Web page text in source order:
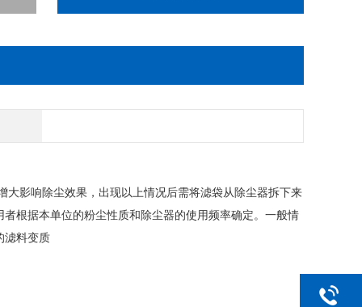
影响除尘效果，出现以上情况后需将滤袋从除尘器拆下来
根据本单位的粉尘性质和除尘器的使用频率确定。一般情
滤料变质